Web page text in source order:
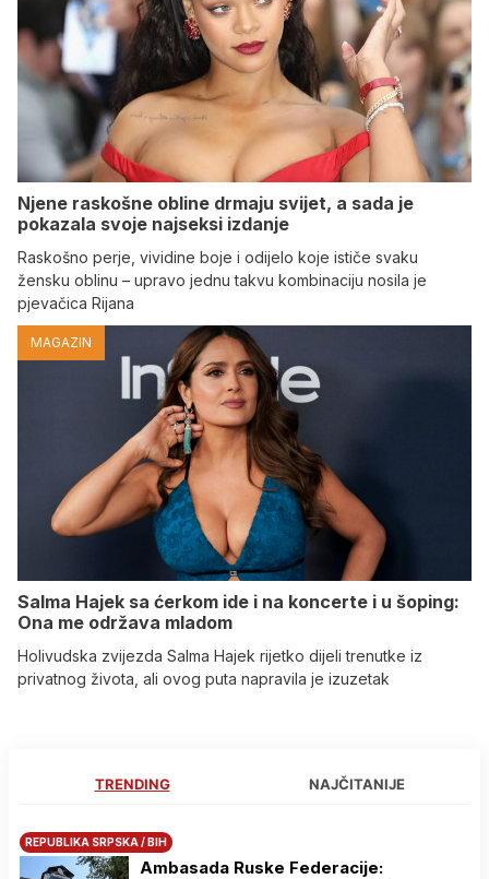
Njene raskošne obline drmaju svijet, a sada je
pokazala svoje najseksi izdanje
Raskošno perje, vividine boje i odijelo koje ističe svaku
žensku oblinu – upravo jednu takvu kombinaciju nosila je
pjevačica Rijana
MAGAZIN
Salma Hajek sa ćerkom ide i na koncerte i u šoping:
Ona me održava mladom
Holivudska zvijezda Salma Hajek rijetko dijeli trenutke iz
privatnog života, ali ovog puta napravila je izuzetak
TRENDING NAJČITANIJE
REPUBLIKA SRPSKA / BIH
Ambasada Ruske Federacije: